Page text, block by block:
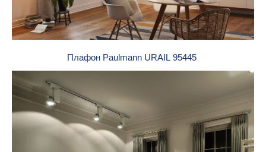
Плафон Paulmann URAIL 95445